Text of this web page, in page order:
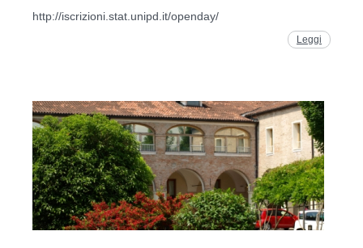
http://iscrizioni.stat.unipd.it/openday/
Leggi